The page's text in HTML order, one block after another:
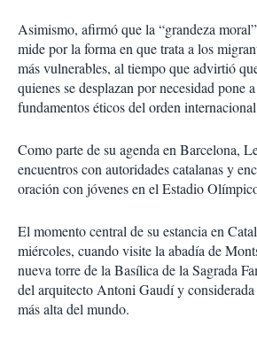
Asimismo, afirmó que la “grandeza
mide por la forma en que trata a los
más vulnerables, al tiempo que advirtió
quienes se desplazan por necesidad pone
fundamentos éticos del orden
Como parte de su agenda en Barcelona,
encuentros con autoridades catalanas y
oración con jóvenes en el Estadio
El momento central de su estancia en
miércoles, cuando visite la abadía de
nueva torre de la Basílica de la Sagrada
del arquitecto Antoni Gaudí y
más alta del mundo.